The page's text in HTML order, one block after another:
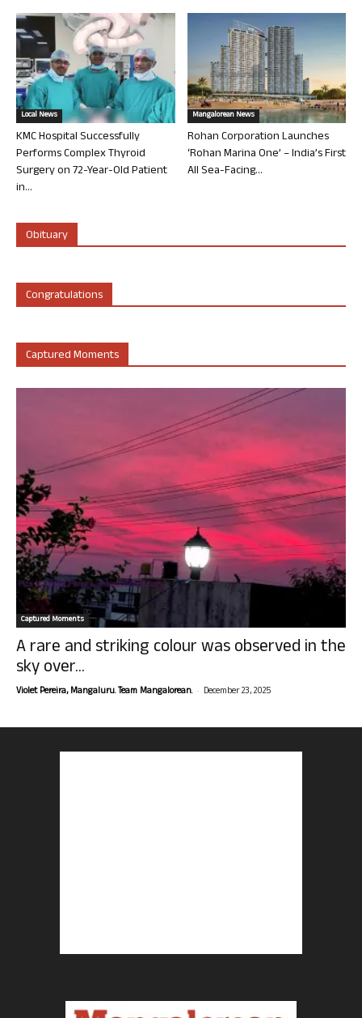
Local News
KMC Hospital Successfully
Performs Complex Thyroid
Surgery on 72-Year-Old Patient
in...
Mangalorean News
Rohan Corporation Launches
‘Rohan Marina One’ – India’s First
All Sea-Facing...
Obituary
Congratulations
Captured Moments
Captured Moments
A rare and striking colour was observed in the
sky over...
Violet Pereira, Mangaluru. Team Mangalorean. - December 23, 2025